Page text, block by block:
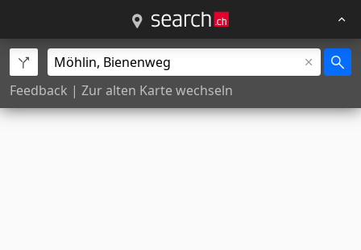
Feedback | Zur alten Karte wechseln